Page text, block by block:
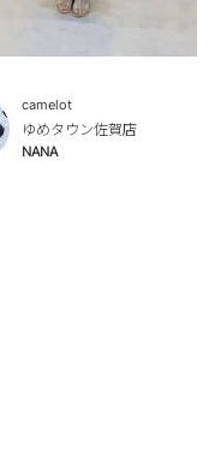
camelot
ゆめタウン佐賀店
NANA